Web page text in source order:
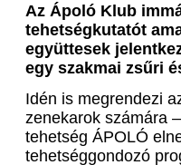
Az Ápoló Klub
tehetségkutatót
együttesek
egy szakmai zsűri
Idén is megrendezi
zenekarok számára
tehetség ÁPOLÓ
tehetséggondozó